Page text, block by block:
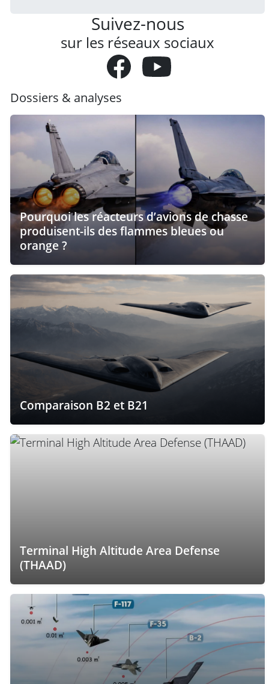
Suivez-nous
sur les réseaux sociaux
Dossiers & analyses
Pourquoi les réacteurs d’avions de chasse
produisent-ils des flammes bleues ou
orange ?
Comparaison B2 et B21
Terminal High Altitude Area Defense
(THAAD)